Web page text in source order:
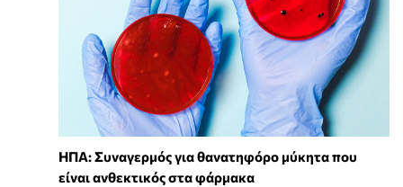
ΗΠΑ: Συναγερμός για θανατηφόρο μύκητα που
είναι ανθεκτικός στα φάρμακα